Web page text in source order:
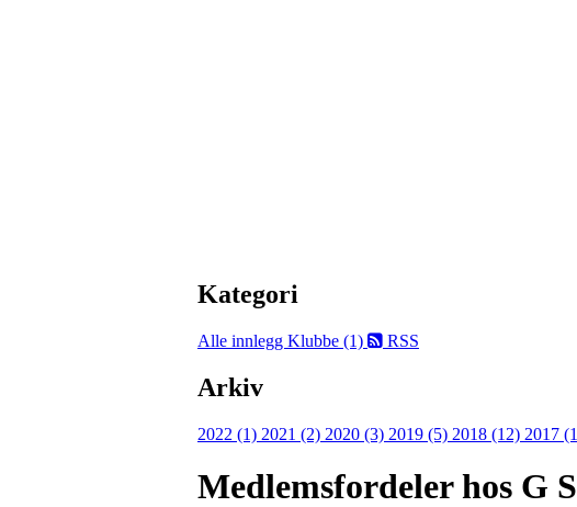
Kategori
Alle innlegg Klubbe (1) RSS
Arkiv
2022 (1) 2021 (2) 2020 (3) 2019 (5) 2018 (12) 2017
Medlemsfordeler hos G